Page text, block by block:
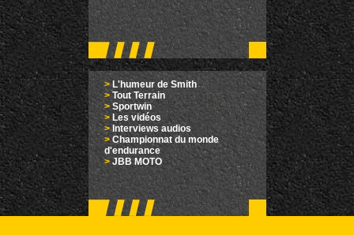
>L'humeur de Smith
> Tout Terrain
> Sportwin
> Les vidéos
> Interviews audios
>Championnat du monde
d'endurance
> JBB MOTO